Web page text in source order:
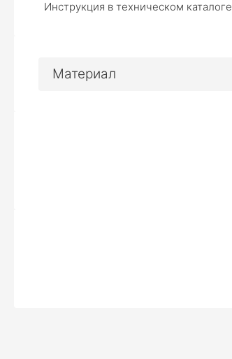
Инструкция в техническом каталоге
Материал